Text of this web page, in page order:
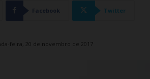
Facebook Twitter
feira, 20 de novembro de 2017